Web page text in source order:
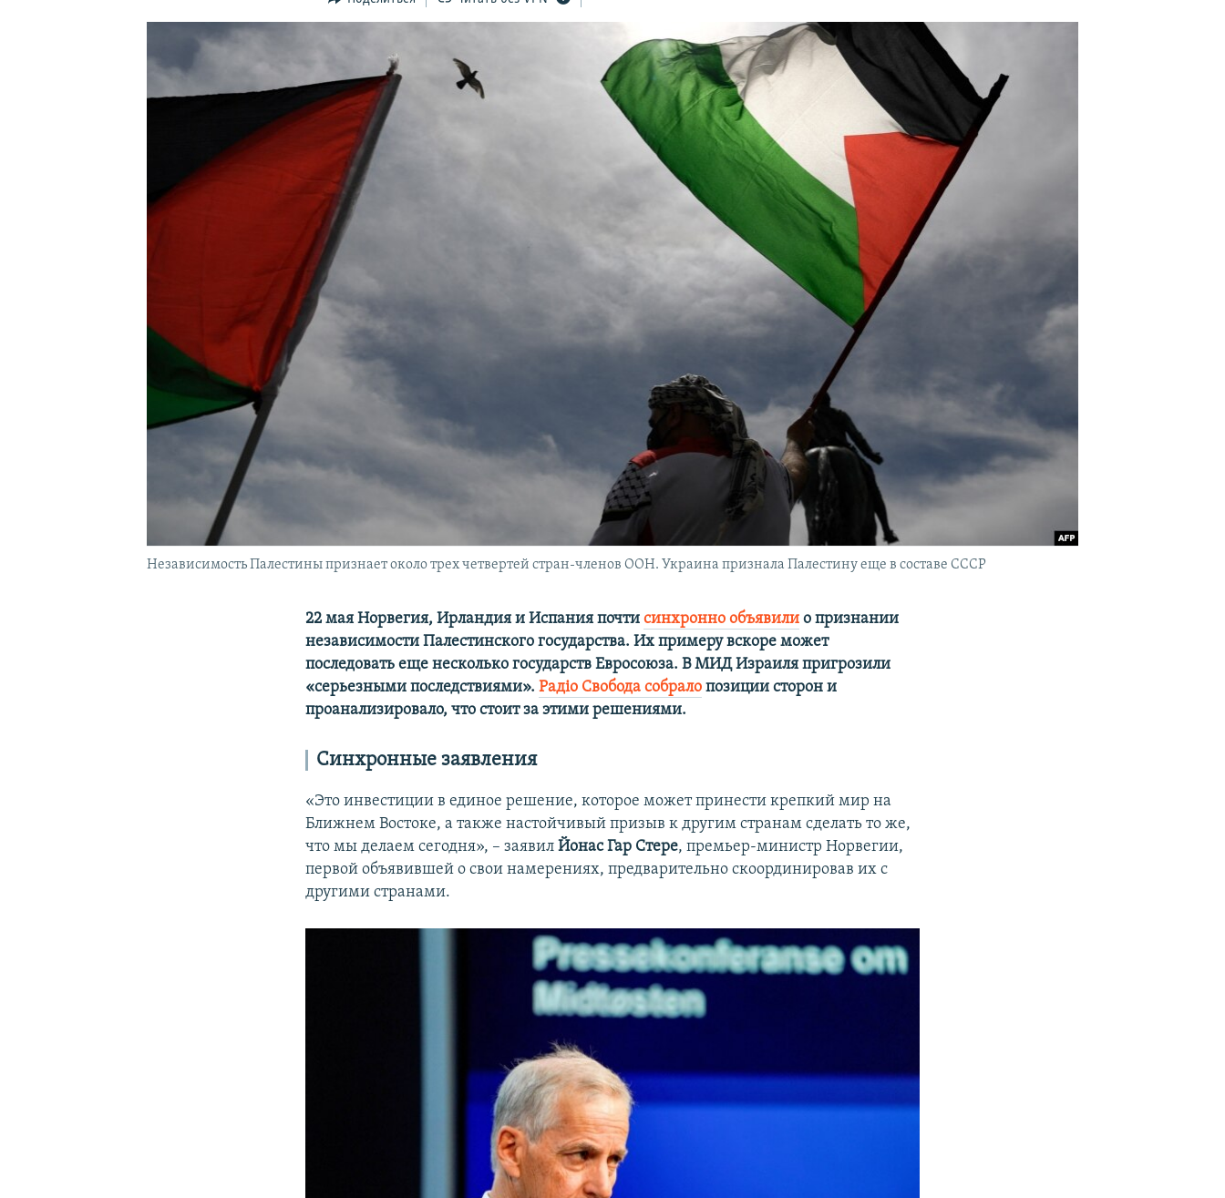
УКРАИНСКАЯ ПРОБЛЕМА КРЫМА
Независимость Палестины признает около трех четвертей стран-членов ООН. Украина признала Палестину еще в составе СССР
22 мая Норвегия, Ирландия и Испания почтисинхронно объявили о признании
независимости Палестинского государства. Их примеру вскоре может
последовать еще несколько государств Евросоюза. В МИД Израиля пригрозили
«серьезными последствиями».Радіо Свобода собрало позиции сторон и
проанализировало, что стоит за этими решениями.
Синхронные заявления
«Это инвестиции в единое решение, которое может принести крепкий мир на
Ближнем Востоке, а также настойчивый призыв к другим странам сделать то же,
что мы делаем сегодня», – заявилЙонас Гар Стере, премьер-министр Норвегии,
первой объявившей о свои намерениях, предварительно скоординировав их с
другими странами.